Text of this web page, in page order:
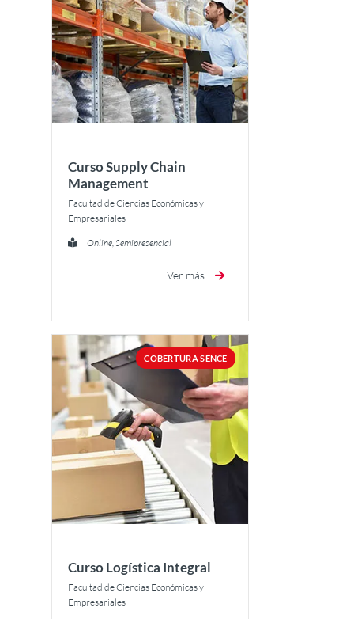
Curso Supply Chain
Management
Facultad de Ciencias Económicas y
Empresariales
Online, Semipresencial
Ver más
COBERTURA SENCE
Curso Logística Integral
Facultad de Ciencias Económicas y
Empresariales